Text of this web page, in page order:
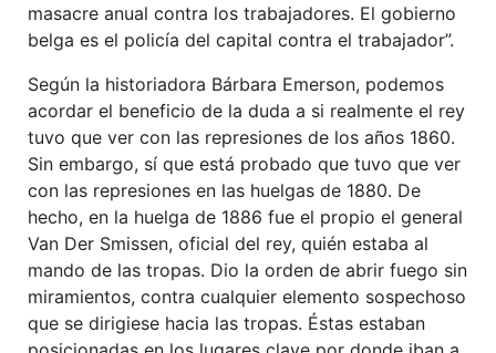
masacre anual contra los trabajadores. El gobierno
belga es el policía del capital contra el trabajador”.
Según la historiadora Bárbara Emerson, podemos
acordar el beneficio de la duda a si realmente el rey
tuvo que ver con las represiones de los años 1860.
Sin embargo, sí que está probado que tuvo que ver
con las represiones en las huelgas de 1880. De
hecho, en la huelga de 1886 fue el propio el general
Van Der Smissen, oficial del rey, quién estaba al
mando de las tropas. Dio la orden de abrir fuego sin
miramientos, contra cualquier elemento sospechoso
que se dirigiese hacia las tropas. Éstas estaban